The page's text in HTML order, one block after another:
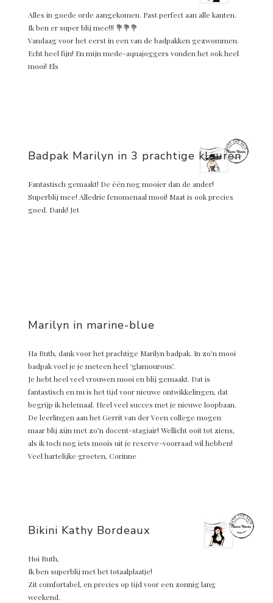
Alles in goede orde aangekomen. Past perfect aan alle kanten.
Ik ben er super blij mee!!! 💐💐💐
Vandaag voor het eerst in een van de badpakken gezwommen.
Echt heel fijn! En mijn mede-aquajoggers vonden het ook heel
mooi! Els
Badpak Marilyn in 3 prachtige kleuren
Fantastisch gemaakt! De één nog mooier dan de ander!
Superblij mee! Alledrie fenomenaal mooi! Maat is ook precies
goed. Dank! Jet
Marilyn in marine-blue
Ha Ruth, dank voor het prachtige Marilyn badpak. In zo’n mooi
badpak voel je je meteen heel ‘glamourous’.
Je hebt heel veel vrouwen mooi en blij gemaakt. Dat is
fantastisch en nu is het tijd voor nieuwe ontwikkelingen, dat
begrijp ik helemaal. Heel veel succes met je nieuwe loopbaan.
De leerlingen aan het Gerrit van der Veen college mogen
maar blij zijn met zo’n docent-stagiair! Wellicht ooit tot ziens,
als ik toch nog iets moois uit je reserve-voorraad wil hebben!
Veel hartelijke groeten, Corinne
Bikini Kathy Bordeaux
Hoi Ruth,
Ik ben superblij met het totaalplaatje!
Zit comfortabel, en precies op tijd voor een zonnig lang
weekend.